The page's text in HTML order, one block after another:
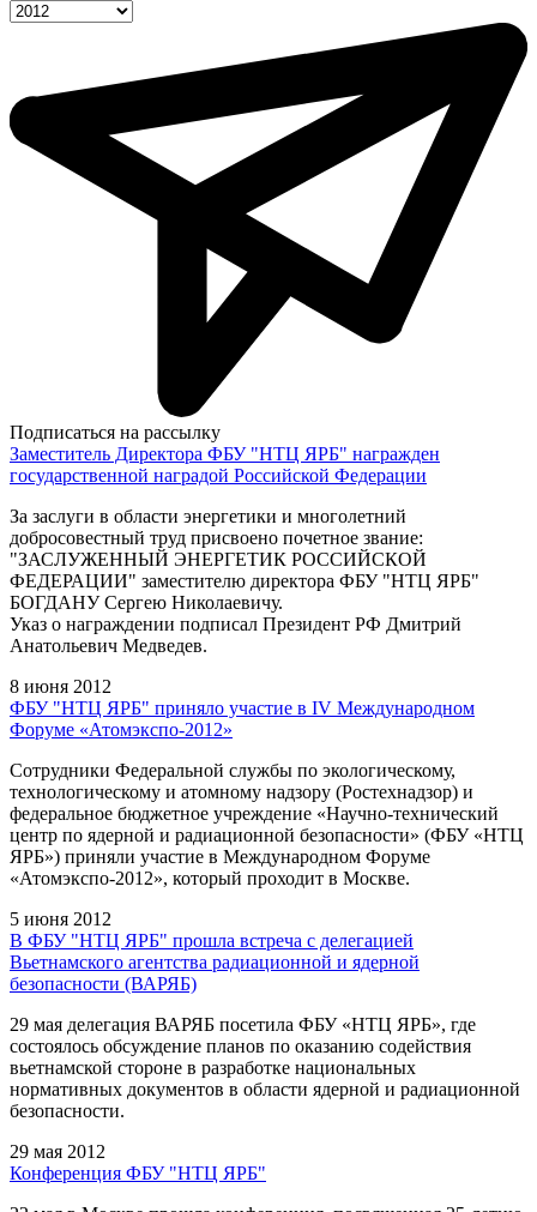
Подписаться на рассылку
Заместитель Директора ФБУ "НТЦ ЯРБ" награжден
государственной наградой Российской Федерации
За заслуги в области энергетики и многолетний
добросовестный труд присвоено почетное звание:
"ЗАСЛУЖЕННЫЙ ЭНЕРГЕТИК РОССИЙСКОЙ
ФЕДЕРАЦИИ" заместителю директора ФБУ "НТЦ ЯРБ"
БОГДАНУ Сергею Николаевичу.
Указ о награждении подписал Президент РФ Дмитрий
Анатольевич Медведев.
8 июня 2012
ФБУ "НТЦ ЯРБ" приняло участие в IV Международном
Форуме «Атомэкспо-2012»
Сотрудники Федеральной службы по экологическому,
технологическому и атомному надзору (Ростехнадзор) и
федеральное бюджетное учреждение «Научно-технический
центр по ядерной и радиационной безопасности» (ФБУ «НТЦ
ЯРБ») приняли участие в Международном Форуме
«Атомэкспо-2012», который проходит в Москве.
5 июня 2012
В ФБУ "НТЦ ЯРБ" прошла встреча с делегацией
Вьетнамского агентства радиационной и ядерной
безопасности (ВАРЯБ)
29 мая делегация ВАРЯБ посетила ФБУ «НТЦ ЯРБ», где
состоялось обсуждение планов по оказанию содействия
вьетнамской стороне в разработке национальных
нормативных документов в области ядерной и радиационной
безопасности.
29 мая 2012
Конференция ФБУ "НТЦ ЯРБ"